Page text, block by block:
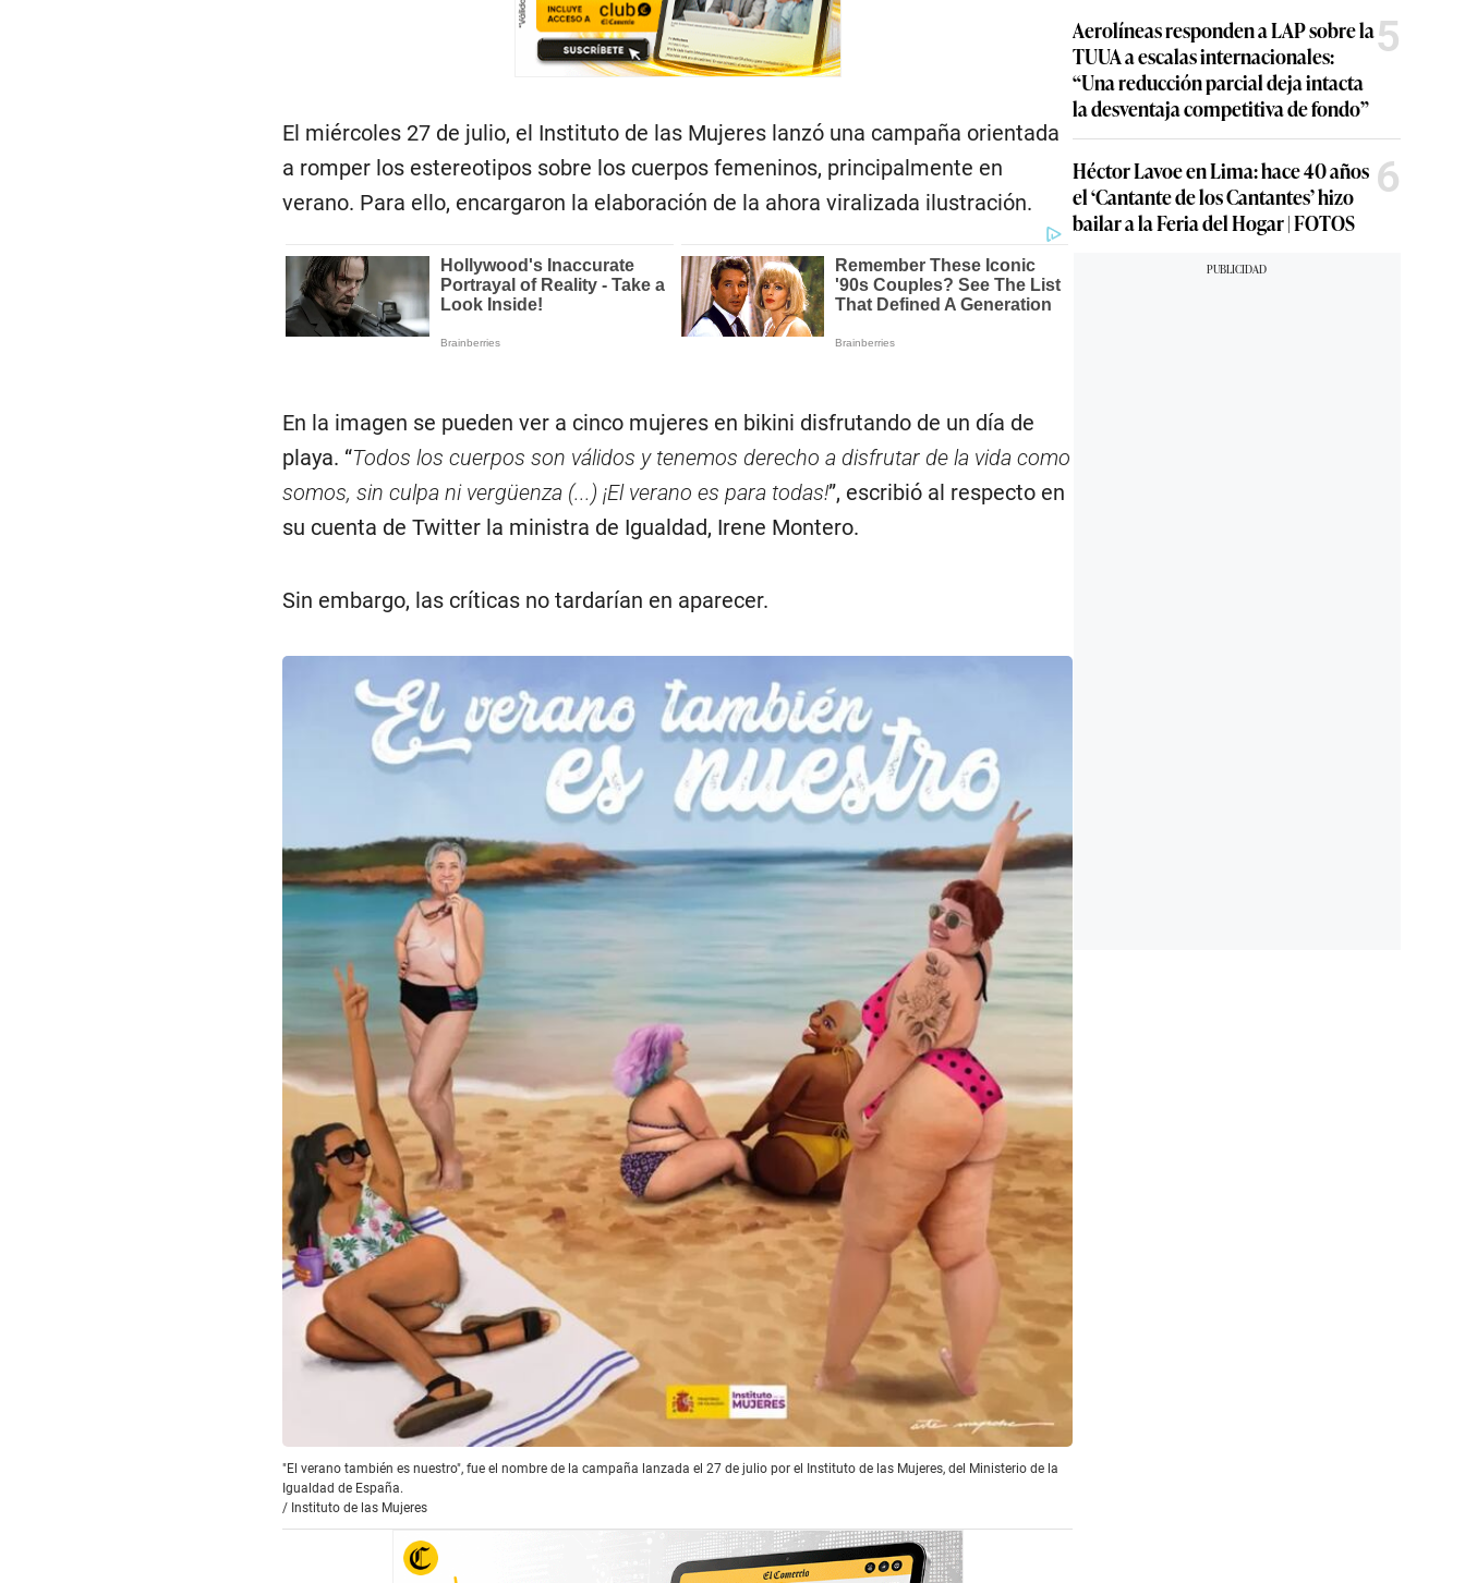
El miércoles 27 de julio, el Instituto de las Mujeres lanzó una campaña orientada
a romper los estereotipos sobre los cuerpos femeninos, principalmente en
verano. Para ello, encargaron la elaboración de la ahora viralizada ilustración.
En la imagen se pueden ver a cinco mujeres en bikini disfrutando de un día de
playa. “Todos los cuerpos son válidos y tenemos derecho a disfrutar de la vida como
somos, sin culpa ni vergüenza (...) ¡El verano es para todas!”, escribió al respecto en
su cuenta de Twitter la ministra de Igualdad, Irene Montero.
Sin embargo, las críticas no tardarían en aparecer.
"El verano también es nuestro", fue el nombre de la campaña lanzada el 27 de julio por el Instituto de las Mujeres, del Ministerio de la
Igualdad de España.
/ Instituto de las Mujeres
Aerolíneas responden a LAP sobre la
TUUA a escalas internacionales:
“Una reducción parcial deja intacta
la desventaja competitiva de fondo”
5
Héctor Lavoe en Lima: hace 40 años
el ‘Cantante de los Cantantes’ hizo
bailar a la Feria del Hogar | FOTOS
6